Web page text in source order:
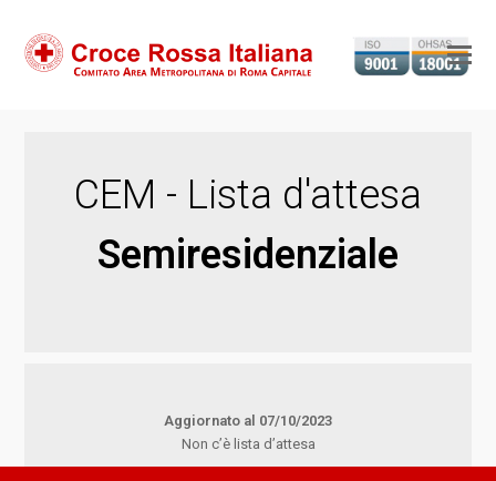
CEM - Lista d'attesa
Semiresidenziale
Aggiornato al 07/10/2023
Non c’è lista d’attesa